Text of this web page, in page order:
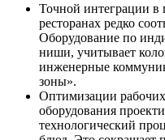
Точной интеграции в
ресторанах редко
Оборудование по
ниши, учитывает
инженерные
зоны».
Оптимизации
оборудования
технологический